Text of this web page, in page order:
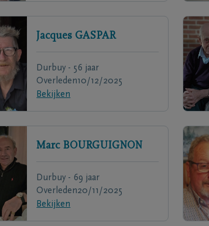
Jacques GASPAR
Durbuy - 56 jaar
Overleden10/12/2025
Bekijken
Marc BOURGUIGNON
Durbuy - 69 jaar
Overleden20/11/2025
Bekijken